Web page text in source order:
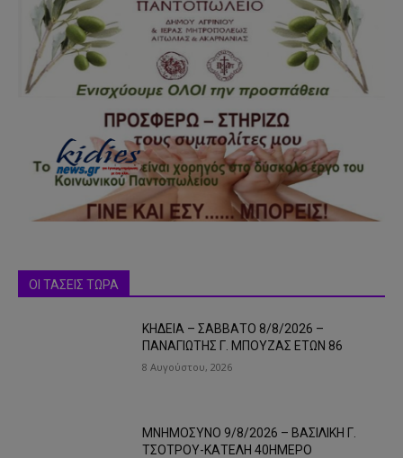
ΟΙ ΤΑΣΕΙΣ ΤΩΡΑ
ΚΗΔΕΙΑ – ΣΑΒΒΑΤΟ 8/8/2026 –
ΠΑΝΑΓΙΩΤΗΣ Γ. ΜΠΟΥΖΑΣ ΕΤΩΝ 86
8 Αυγούστου, 2026
ΜΝΗΜΟΣΥΝΟ 9/8/2026 – ΒΑΣΙΛΙΚΗ Γ.
ΤΣΟΤΡΟΥ-ΚΑΤΕΛΗ 40ΗΜΕΡΟ